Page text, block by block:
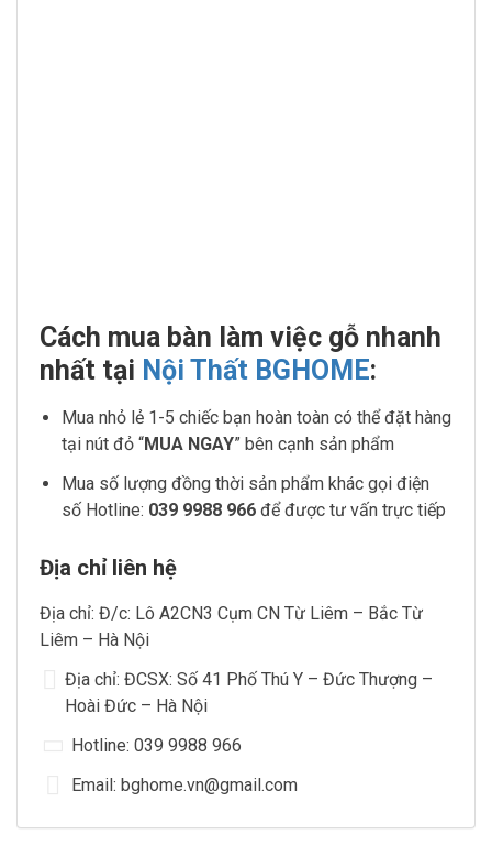
Cách mua bàn làm việc gỗ nhanh
nhất tại Nội Thất BGHOME:
Mua nhỏ lẻ 1-5 chiếc bạn hoàn toàn có thể đặt hàng
tại nút đỏ “MUA NGAY” bên cạnh sản phẩm
Mua số lượng đồng thời sản phẩm khác gọi điện
số Hotline: 039 9988 966 để được tư vấn trực tiếp
Địa chỉ liên hệ
Địa chỉ: Đ/c: Lô A2CN3 Cụm CN Từ Liêm – Bắc Từ
Liêm – Hà Nội
Địa chỉ: ĐCSX: Số 41 Phố Thú Y – Đức Thượng –
Hoài Đức – Hà Nội
Hotline: 039 9988 966
Email: bghome.vn@gmail.com